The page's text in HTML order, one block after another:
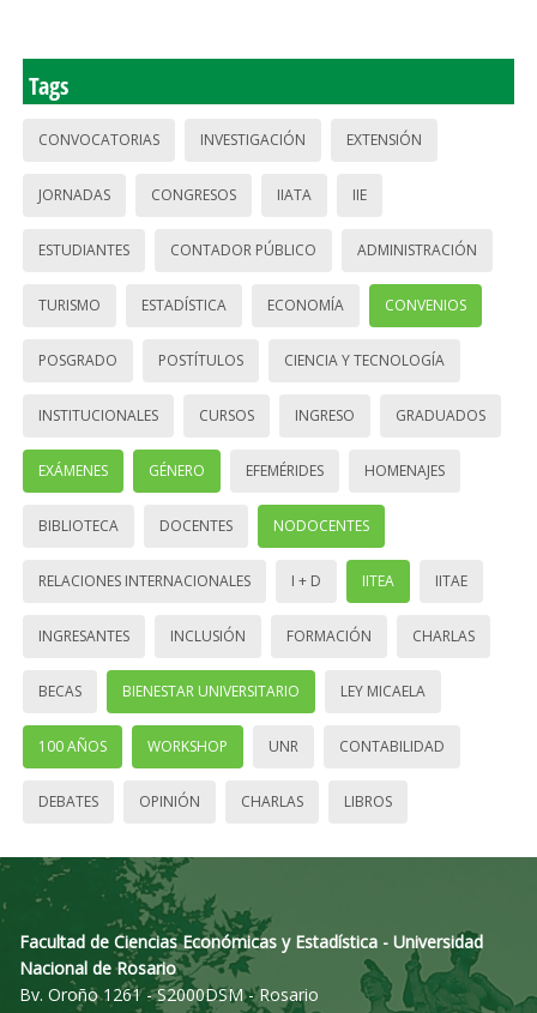
Tags
CONVOCATORIAS INVESTIGACIÓN EXTENSIÓN
JORNADAS CONGRESOS IIATA IIE
ESTUDIANTES CONTADOR PÚBLICO ADMINISTRACIÓN
TURISMO ESTADÍSTICA ECONOMÍA CONVENIOS
POSGRADO POSTÍTULOS CIENCIA Y TECNOLOGÍA
INSTITUCIONALES CURSOS INGRESO GRADUADOS
EXÁMENES GÉNERO EFEMÉRIDES HOMENAJES
BIBLIOTECA DOCENTES NODOCENTES
RELACIONES INTERNACIONALES I + D IITEA IITAE
INGRESANTES INCLUSIÓN FORMACIÓN CHARLAS
BECAS BIENESTAR UNIVERSITARIO LEY MICAELA
100 AÑOS WORKSHOP UNR CONTABILIDAD
DEBATES OPINIÓN CHARLAS LIBROS
Facultad de Ciencias Económicas y Estadística - Universidad
Nacional de Rosario
Bv. Oroño 1261 - S2000DSM - Rosario